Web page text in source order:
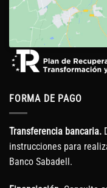
FORMA DE PAGO
Transferencia bancaria.
instrucciones para
Banco Sabadell.